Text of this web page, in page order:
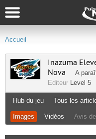
Accueil
Inazuma
Nova
A
Editeur Level 5
Hub du jeu Tous les
Images Vidéos Avis